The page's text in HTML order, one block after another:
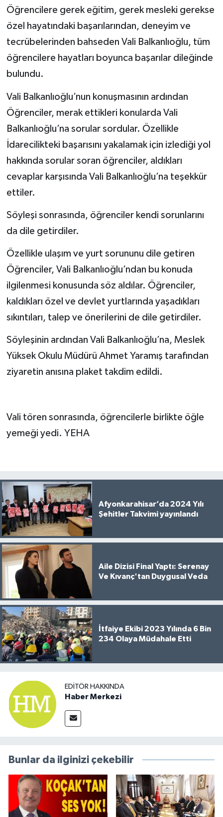
Öğrencilere gerek eğitim, gerek mesleki gerekse
özel hayatındaki başarılarından, deneyim ve
tecrübelerinden bahseden Vali Balkanlıoğlu, tüm
öğrencilere hayatları boyunca başarılar dileğinde
bulundu.
Vali Balkanlıoğlu’nun konuşmasının ardından
Öğrenciler, merak ettikleri konularda Vali
Balkanlıoğlu’na sorular sordular. Özellikle
İdarecilikteki başarısını yakalamak için izlediği yol
hakkında sorular soran öğrenciler, aldıkları
cevaplar karşısında Vali Balkanlıoğlu’na teşekkür
ettiler.
Söyleşi sonrasında, öğrenciler kendi sorunlarını
da dile getirdiler.
Özellikle ulaşım ve yurt sorununu dile getiren
Öğrenciler, Vali Balkanlıoğlu’ndan bu konuda
ilgilenmesi konusunda söz aldılar. Öğrenciler,
kaldıkları özel ve devlet yurtlarında yaşadıkları
sıkıntıları, talep ve önerilerini de dile getirdiler.
Söyleşinin ardından Vali Balkanlıoğlu’na, Meslek
Yüksek Okulu Müdürü Ahmet Yaramış tarafından
ziyaretin anısına plaket takdim edildi.
Vali tören sonrasında, öğrencilerle birlikte öğle
yemeği yedi. YEHA
Afyonkarahisar’da 2024 Yılı
Şehitler Takvimi yayınlandı
Aile Dizisi Final Yaptı: Serenay
Ve Kıvanç'tan Duygusal Veda
İtfaiye Ekibi 2023 Yılında 6 Bin
234 Olaya Müdahale Etti
EDITÖR HAKKINDA
Haber Merkezi
Bunlar da ilginizi çekebilir